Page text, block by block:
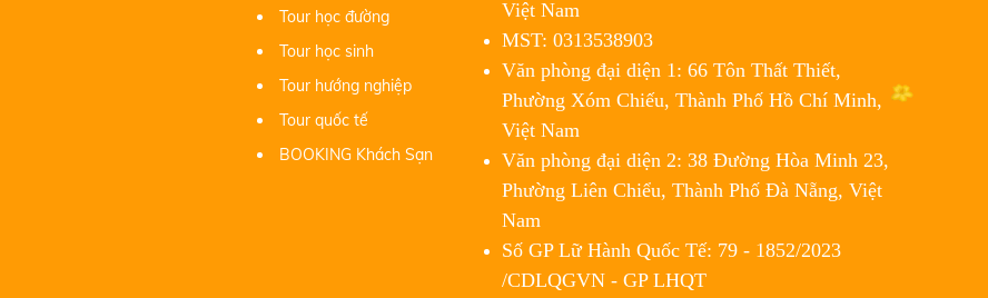
4.200.000đ
TOUR HÀN QUỐC
15.000.000đ
Liên hệ
Tour học đường
Tour học sinh
Tour hướng nghiệp
Tour quốc tế
BOOKING Khách Sạn
Việt Nam
MST: 0313538903
Văn phòng đại diện 1: 66 Tôn Thất Thiết,
Phường Xóm Chiếu, Thành Phố Hồ Chí Minh,
Việt Nam
Văn phòng đại diện 2: 38 Đường Hòa Minh 23,
Phường Liên Chiểu, Thành Phố Đà Nẵng, Việt
Nam
Số GP Lữ Hành Quốc Tế: 79 - 1852/2023
/CDLQGVN - GP LHQT